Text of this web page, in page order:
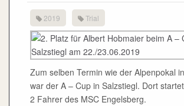
2019 Trial
Zum selben Termin wie der Alpenpokal
war der A – Cup in Salzstiegl. Dort
2 Fahrer des MSC Engelsberg.